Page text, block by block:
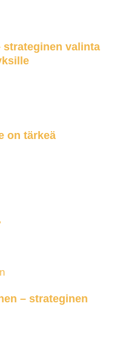
valinta
on tärkeä
– strateginen